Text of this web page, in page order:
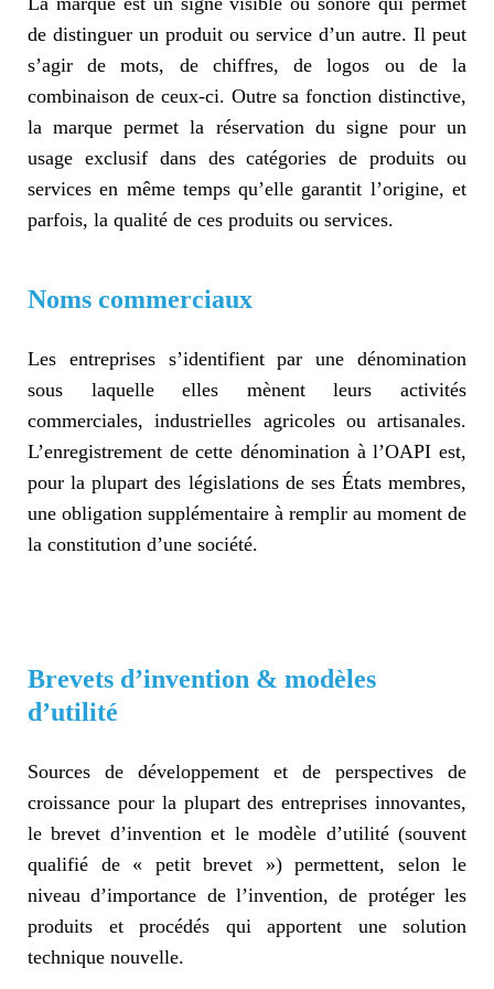
de distinguer un produit ou service d’un autre. Il peut
s’agir de mots, de chiffres, de logos ou de la
combinaison de ceux-ci. Outre sa fonction distinctive,
la marque permet la réservation du signe pour un
usage exclusif dans des catégories de produits ou
services en même temps qu’elle garantit l’origine, et
parfois, la qualité de ces produits ou services.
Noms commerciaux
Les entreprises s’identifient par une dénomination
sous laquelle elles mènent leurs activités
commerciales, industrielles agricoles ou artisanales.
L’enregistrement de cette dénomination à l’OAPI est,
pour la plupart des législations de ses États membres,
une obligation supplémentaire à remplir au moment de
la constitution d’une société.
Brevets d’invention & modèles
d’utilité
Sources de développement et de perspectives de
croissance pour la plupart des entreprises innovantes,
le brevet d’invention et le modèle d’utilité (souvent
qualifié de « petit brevet ») permettent, selon le
niveau d’importance de l’invention, de protéger les
produits et procédés qui apportent une solution
technique nouvelle.